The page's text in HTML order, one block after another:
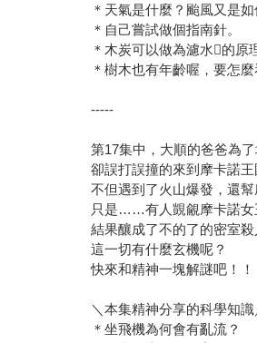
＊天氣是什麼？颱風又是如
＊自己嘗試做個指南針。
＊木炭可以做為濾水𠾖的原
＊樹木也有年齡喔，要怎麼
-----
第17集中，大順的爸爸為
卻誤打誤撞的來到摩卡諾王
不但遇到了火山爆發，還幫
只是……有人覬覦摩卡諾女
結果釀成了不的了的密室殺
這一切有什麼玄機呢？
快來和精神一塊解謎吧！！
＼本集精神分享的科學知識
＊坐飛機為何會有亂流？